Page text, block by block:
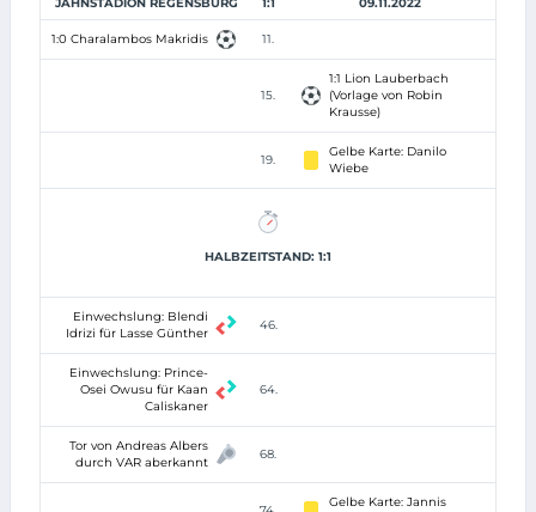
1:0 Charalambos Makridis 11.
15.
1:1 Lion Lauberbach
(Vorlage von Robin
Krausse)
19.
Gelbe Karte: Danilo
Wiebe
HALBZEITSTAND: 1:1
Einwechslung: Blendi
Idrizi für Lasse Günther
46.
Einwechslung: Prince-
Osei Owusu für Kaan
Caliskaner
64.
Tor von Andreas Albers
durch VAR aberkannt
68.
Gelbe Karte: Jannis